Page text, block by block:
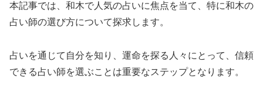
本記事では、和木で人気の占いに焦点を当て、特に和木の
占い師の選び方について探求します。
占いを通じて自分を知り、運命を探る人々にとって、信頼
できる占い師を選ぶことは重要なステップとなります。